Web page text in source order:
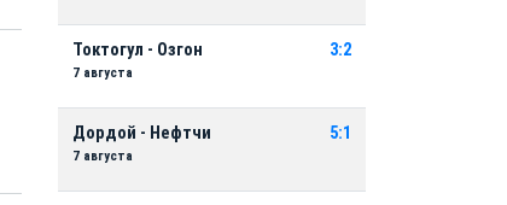
Токтогул - Озгон
7 августа
3:2
Дордой - Нефтчи
7 августа
5:1